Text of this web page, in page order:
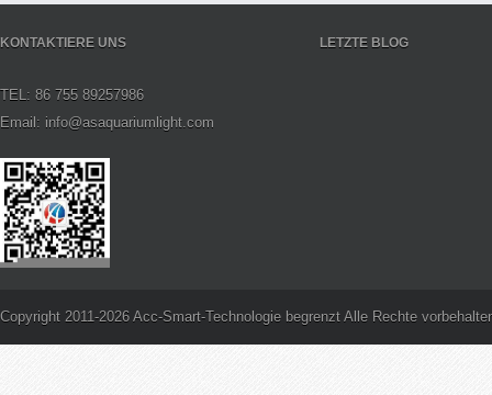
KONTAKTIERE UNS
TEL: 86 755 89257986
Email: info@asaquariumlight.com
LETZTE BLOG
Copyright 2011-2026 Acc-Smart-Technologie begrenzt Alle Rechte